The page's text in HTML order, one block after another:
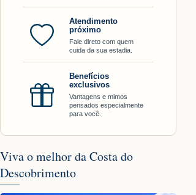
Atendimento
próximo
Fale direto com quem
cuida da sua estadia.
Benefícios
exclusivos
Vantagens e mimos
pensados especialmente
para você.
Viva o melhor da Costa do
Descobrimento